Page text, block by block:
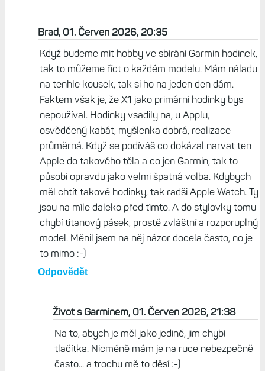
Brad, 01. Červen 2026, 20:35
Když budeme mít hobby ve sbírání Garmin hodinek,
tak to můžeme říct o každém modelu. Mám náladu
na tenhle kousek, tak si ho na jeden den dám.
Faktem však je, že X1 jako primární hodinky bys
nepoužíval. Hodinky vsadily na, u Applu,
osvědčený kabát, myšlenka dobrá, realizace
průměrná. Když se podíváš co dokázal narvat ten
Apple do takového těla a co jen Garmin, tak to
působí opravdu jako velmi špatná volba. Kdybych
měl chtít takové hodinky, tak radši Apple Watch. Ty
jsou na míle daleko před tímto. A do stylovky tomu
chybí titanový pásek, prostě zvláštní a rozporuplný
model. Měnil jsem na něj názor docela často, no je
to mimo :-)
Odpovědět
Život s Garminem, 01. Červen 2026, 21:38
Na to, abych je měl jako jediné, jim chybí
tlačítka. Nicméně mám je na ruce nebezpečně
často... a trochu mě to děsí :-)